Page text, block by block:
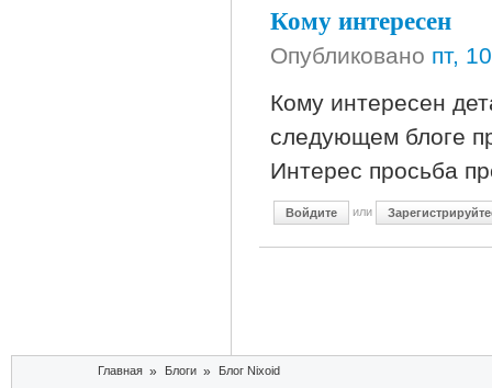
Кому интересен
Опубликовано пт,
Кому интересен
следующем блоге
Интерес просьба
Войдите или
Главная » Блоги » Блог Nixoid